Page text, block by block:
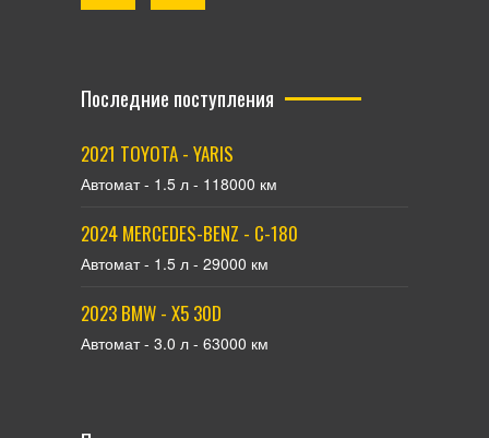
Последние поступления
2021 TOYOTA - YARIS
Автомат - 1.5 л - 118000 км
2024 MERCEDES-BENZ - С-180
Автомат - 1.5 л - 29000 км
2023 BMW - X5 30D
Автомат - 3.0 л - 63000 км